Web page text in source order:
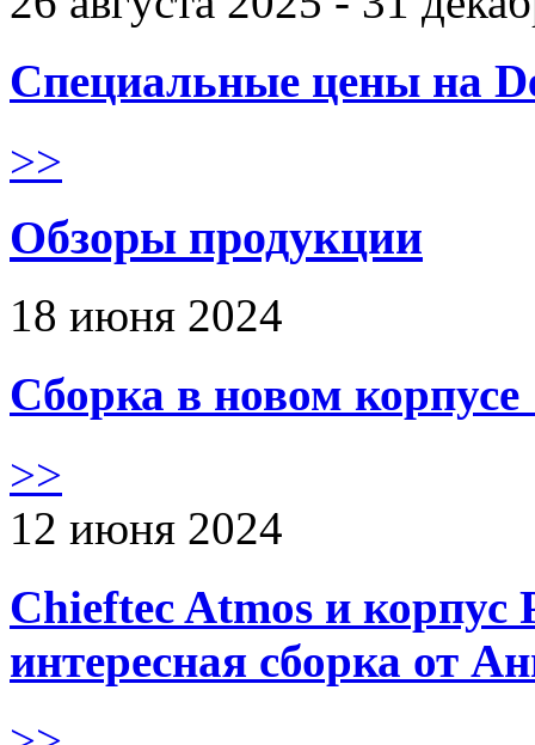
Специальные цены на
>>
Обзоры продукции
18 июня 2024
Сборка в новом
>>
12 июня 2024
Chieftec Atmos и корпус
интересная сборка от